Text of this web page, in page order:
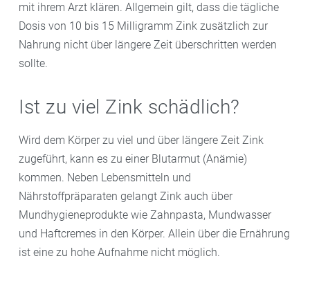
mit ihrem Arzt klären. Allgemein gilt, dass die tägliche
Dosis von 10 bis 15 Milligramm Zink zusätzlich zur
Nahrung nicht über längere Zeit überschritten werden
sollte.
Ist zu viel Zink schädlich?
Wird dem Körper zu viel und über längere Zeit Zink
zugeführt, kann es zu einer Blutarmut (Anämie)
kommen. Neben Lebensmitteln und
Nährstoffpräparaten gelangt Zink auch über
Mundhygieneprodukte wie Zahnpasta, Mundwasser
und Haftcremes in den Körper. Allein über die Ernährung
ist eine zu hohe Aufnahme nicht möglich.